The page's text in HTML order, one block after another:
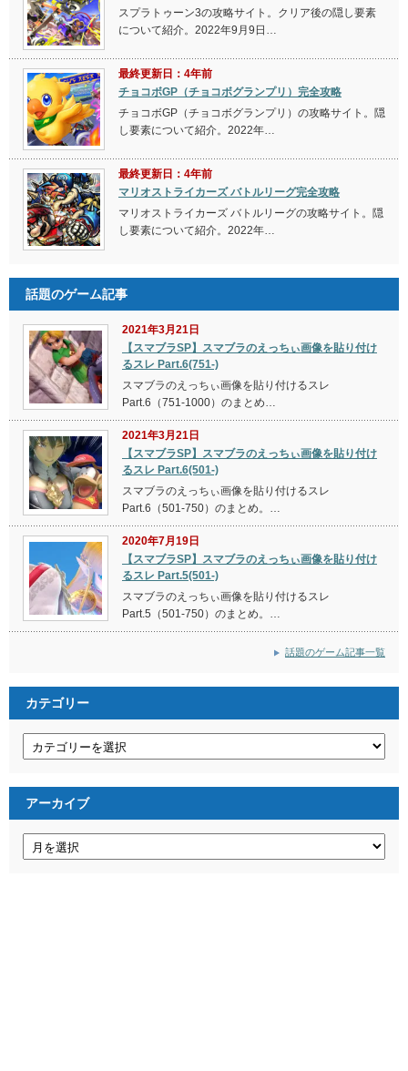
スプラトゥーン3の攻略サイト。クリア後の隠し要素
について紹介。2022年9月9日…
最終更新日：4年前
チョコボGP（チョコボグランプリ）完全攻略
チョコボGP（チョコボグランプリ）の攻略サイト。隠
し要素について紹介。2022年…
最終更新日：4年前
マリオストライカーズ バトルリーグ完全攻略
マリオストライカーズ バトルリーグの攻略サイト。隠
し要素について紹介。2022年…
話題のゲーム記事
2021年3月21日
【スマブラSP】スマブラのえっちぃ画像を貼り付け
るスレ Part.6(751-)
スマブラのえっちぃ画像を貼り付けるスレ
Part.6（751-1000）のまとめ…
2021年3月21日
【スマブラSP】スマブラのえっちぃ画像を貼り付け
るスレ Part.6(501-)
スマブラのえっちぃ画像を貼り付けるスレ
Part.6（501-750）のまとめ。…
2020年7月19日
【スマブラSP】スマブラのえっちぃ画像を貼り付け
るスレ Part.5(501-)
スマブラのえっちぃ画像を貼り付けるスレ
Part.5（501-750）のまとめ。…
話題のゲーム記事一覧
カテゴリー
アーカイブ